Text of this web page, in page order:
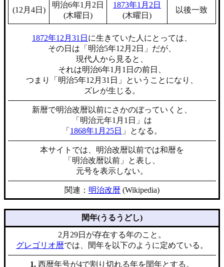
(12月4日)
明治6年1月2日
(木曜日)
1873年1月2日
(木曜日)
以後一致
1872年12月31日 に生きていた人にとっては、
その日は「明治5年12月2日」だが、
現代人から見ると、
それは明治6年1月1日の前日、
つまり「明治5年12月31日」ということになり、
ズレが生じる。
新暦で明治改暦以前にさかのぼっていくと、
「明治元年1月1日」は
「 1868年1月25日 」となる。
本サイトでは、明治改暦以前では和暦を
「明治改暦以前」と表し、
元号を表示しない。
関連： 明治改暦 (Wikipedia)
閏年(うるうどし)
2月29日が存在する年のこと。
グレゴリオ暦では、閏年を以下のように定めている。
1. 西暦年号が4で割り切れる年を閏年とする。